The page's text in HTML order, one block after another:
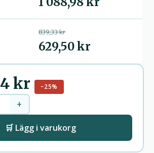
839,33 kr
629,50 kr
kr −25%
+
🛒 Lägg i varukorg